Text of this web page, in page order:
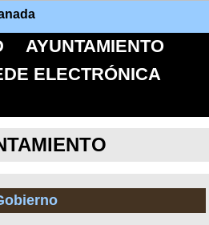
AYUNTAMIENTO
ELECTRÓNICA